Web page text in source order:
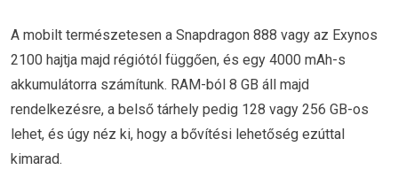
A mobilt természetesen a Snapdragon 888 vagy az Exynos
2100 hajtja majd régiótól függően, és egy 4000 mAh-s
akkumulátorra számítunk. RAM-ból 8 GB áll majd
rendelkezésre, a belső tárhely pedig 128 vagy 256 GB-os
lehet, és úgy néz ki, hogy a bővítési lehetőség ezúttal
kimarad.